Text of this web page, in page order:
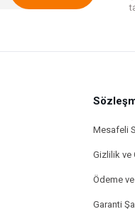
Mesafeli
Gizlilik ve
Ödeme
Garanti